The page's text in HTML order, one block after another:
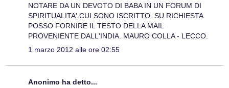
NOTARE DA UN DEVOTO DI BABA IN UN FORUM DI
SPIRITUALITA' CUI SONO ISCRITTO. SU RICHIESTA
POSSO FORNIRE IL TESTO DELLA MAIL
PROVENIENTE DALL'INDIA. MAURO COLLA - LECCO.
1 marzo 2012 alle ore 02:55
Anonimo ha detto...